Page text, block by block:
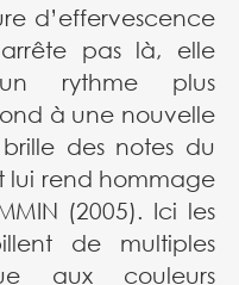
d’effervescence
pas là, elle
rythme plus
à une nouvelle
des notes du
lui rend hommage
(2005). Ici les
de multiples
aux couleurs